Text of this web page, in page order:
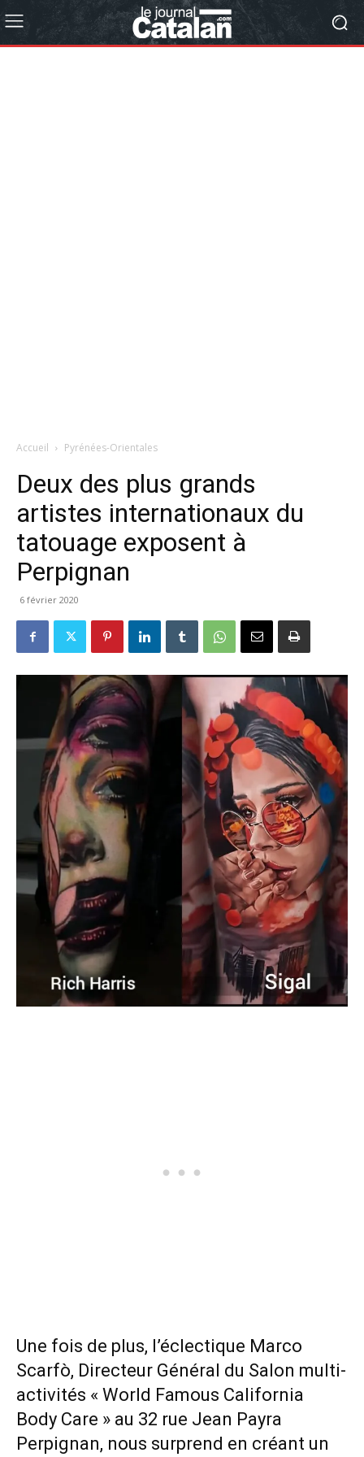
Accueil Pyrénées-Orientales
Deux des plus grands
artistes internationaux du
tatouage exposent à
Perpignan
6 février 2020
Une fois de plus, l’éclectique Marco
Scarfò, Directeur Général du Salon multi-
activités « World Famous California
Body Care » au 32 rue Jean Payra
Perpignan, nous surprend en créant un